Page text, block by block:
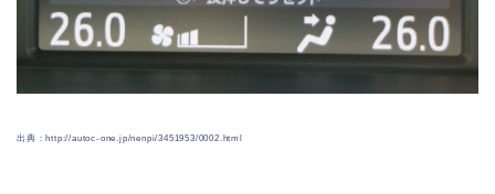
出典：http://autoc-one.jp/nenpi/3451953/0002.html